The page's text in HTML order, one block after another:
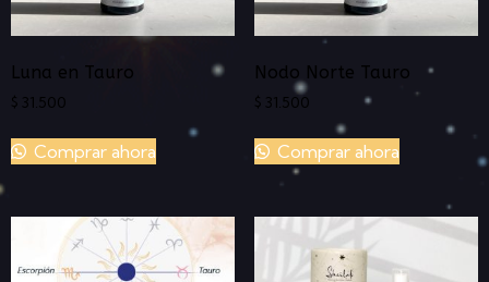
Luna en Tauro
$ 31.500
Comprar ahora
Nodo Norte Tauro
$ 31.500
Comprar ahora